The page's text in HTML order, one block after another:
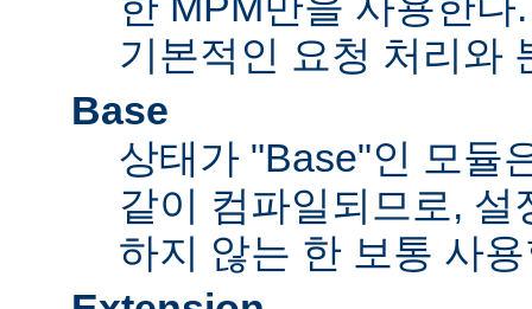
기본적인 요청 처리와
Base
상태가 "Base"인 모듈
같이 컴파일되므로,
하지 않는 한 보통 사